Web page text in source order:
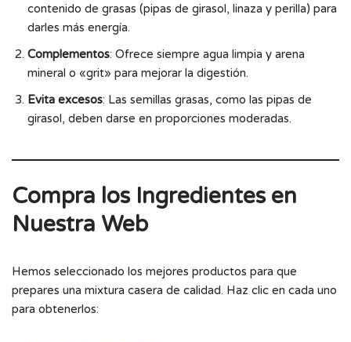
contenido de grasas (pipas de girasol, linaza y perilla) para
darles más energía.
Complementos: Ofrece siempre agua limpia y arena
mineral o «grit» para mejorar la digestión.
Evita excesos: Las semillas grasas, como las pipas de
girasol, deben darse en proporciones moderadas.
Compra los Ingredientes en
Nuestra Web
Hemos seleccionado los mejores productos para que
prepares una mixtura casera de calidad. Haz clic en cada uno
para obtenerlos: